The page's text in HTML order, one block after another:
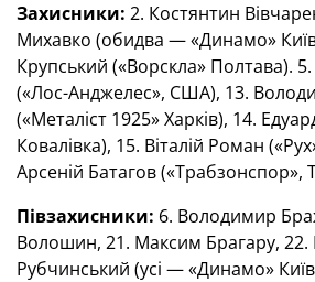
Захисники: 2. Костянтин
Михавко (обидва — «Динамо»
Крупський («Ворскла» Полтава).
(«Лос-Анджелес», США), 13.
(«Металіст 1925» Харків), 14.
Ковалівка), 15. Віталій Роман
Арсеній Батагов («Трабзонспор»,
Півзахисники: 6. Володимир
Волошин, 21. Максим Брагару, 22.
Рубчинський (усі — «Динамо»